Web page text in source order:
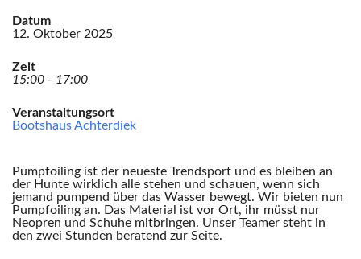
Datum
12. Oktober 2025
Zeit
15:00 - 17:00
Veranstaltungsort
Bootshaus Achterdiek
Pumpfoiling ist der neueste Trendsport und es bleiben an
der Hunte wirklich alle stehen und schauen, wenn sich
jemand pumpend über das Wasser bewegt. Wir bieten nun
Pumpfoiling an. Das Material ist vor Ort, ihr müsst nur
Neopren und Schuhe mitbringen. Unser Teamer steht in
den zwei Stunden beratend zur Seite.